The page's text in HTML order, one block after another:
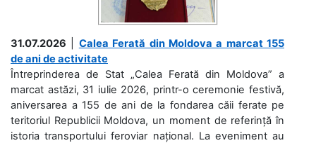
31.07.2026
Calea Ferată din Moldova a marcat 155
de ani de activitate
Întreprinderea de Stat „Calea Ferată din Moldova” a
marcat astăzi, 31 iulie 2026, printr-o ceremonie festivă,
aniversarea a 155 de ani de la fondarea căii ferate pe
teritoriul Republicii Moldova, un moment de referință în
istoria transportului feroviar național. La eveniment au